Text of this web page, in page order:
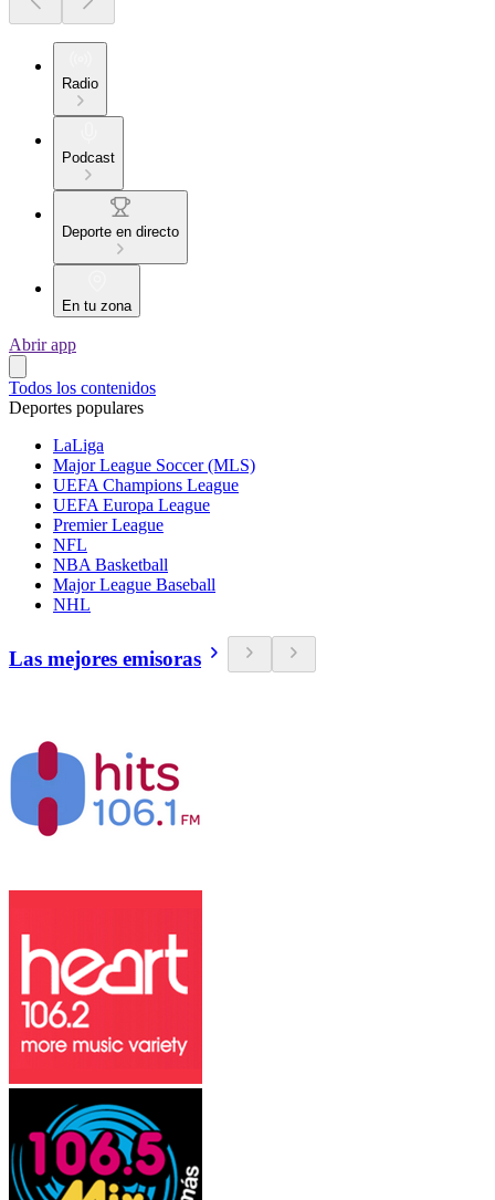
Radio
Podcast
Deporte en directo
En tu zona
Abrir app
Todos los contenidos
Deportes populares
LaLiga
Major League Soccer (MLS)
UEFA Champions League
UEFA Europa League
Premier League
NFL
NBA Basketball
Major League Baseball
NHL
Las mejores emisoras